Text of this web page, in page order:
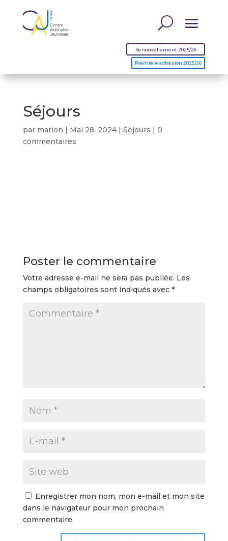
Renouvellement 2025/26
Première adhésion 2025/26
Séjours
par marion | Mai 28, 2024| Séjours | 0
commentaires
Poster le commentaire
Votre adresse e-mail ne sera pas publiée. Les
champs obligatoires sont indiqués avec *
Enregistrer mon nom, mon e-mail et mon site
dans le navigateur pour mon prochain
commentaire.